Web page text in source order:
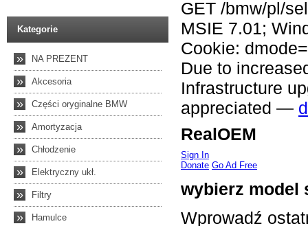
Kategorie
» NA PREZENT
» Akcesoria
» Części oryginalne BMW
» Amortyzacja
» Chłodzenie
» Elektryczny ukł.
» Filtry
» Hamulce